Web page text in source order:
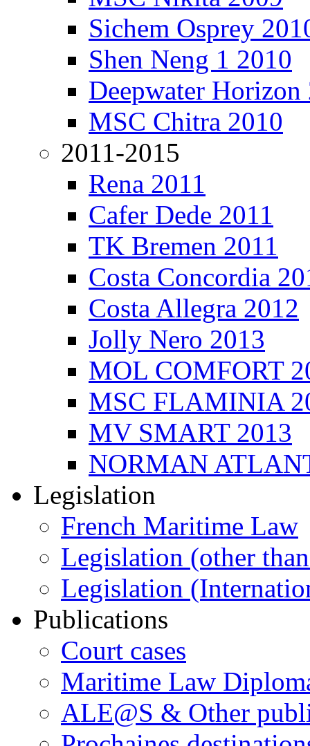
Sichem Osprey
Shen Neng 1 2010
Deepwater Horizon
MSC Chitra 2010
2011-2015
Rena 2011
Cafer Dede 2011
TK Bremen 2011
Costa Concordia
Costa Allegra 2012
Jolly Nero 2013
MOL COMFORT
MSC FLAMINIA
MV SMART 2013
NORMAN
Legislation
French Maritime Law
Legislation (other
Legislation
Publications
Court cases
Maritime Law
ALE@S & Other